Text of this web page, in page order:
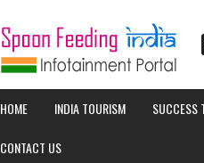
HOME INDIA TOURISM SUCCESS
CONTACT US